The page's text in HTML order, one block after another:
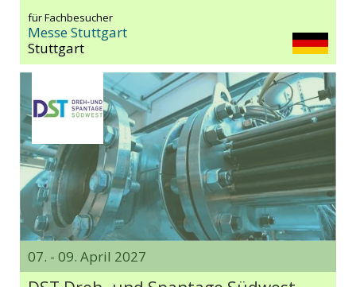
für Fachbesucher
Messe Stuttgart
Stuttgart
07. - 09. April 2027